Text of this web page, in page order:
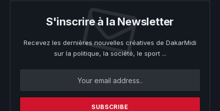
S'inscrire à la Newsletter
Recevez les dernières nouvelles créatives de DakarMidi
sur la politique, la société, le sport ...